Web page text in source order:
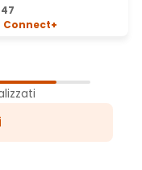
Connect+